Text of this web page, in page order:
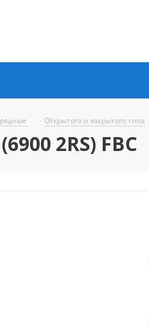
- Открытого и закрытого типа
2RS) FBC